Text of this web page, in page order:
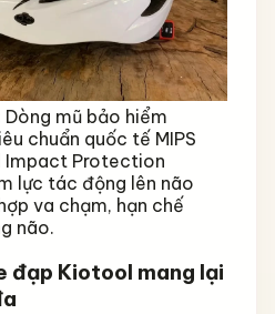
Dòng mũ bảo hiểm
chuẩn quốc tế MIPS
Protection
lực tác động lên não
va chạm, hạn chế
não.
đạp Kiotool mang lại